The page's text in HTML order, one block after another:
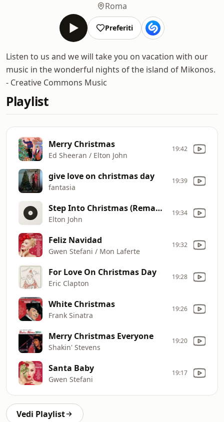
Roma
Preferiti
Listen to us and we will take you on vacation with our
music in the wonderful nights of the island of Mikonos.
- Creative Commons Music
Playlist
Merry Christmas
Ed Sheeran / Elton John
19:42
give love on christmas day
fantasia
19:39
Step Into Christmas (Remastered 1995)
Elton John
19:34
Feliz Navidad
Gwen Stefani / Mon Laferte
19:32
For Love On Christmas Day
Eric Clapton
19:28
White Christmas
Frank Sinatra
19:26
Merry Christmas Everyone
Shakin' Stevens
19:20
Santa Baby
Gwen Stefani
19:17
Vedi Playlist